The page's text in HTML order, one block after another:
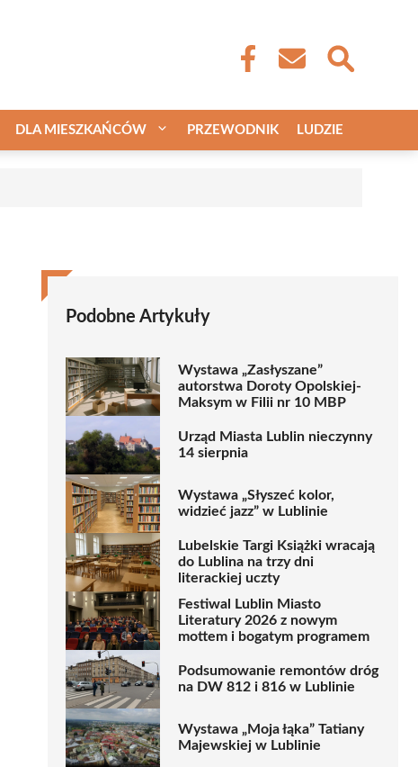
DLA MIESZKAŃCÓW PRZEWODNIK LUDZIE
Podobne Artykuły
Wystawa „Zasłyszane”
autorstwa Doroty Opolskiej-
Maksym w Filii nr 10 MBP
Urząd Miasta Lublin nieczynny
14 sierpnia
Wystawa „Słyszeć kolor,
widzieć jazz” w Lublinie
Lubelskie Targi Książki wracają
do Lublina na trzy dni
literackiej uczty
Festiwal Lublin Miasto
Literatury 2026 z nowym
mottem i bogatym programem
Podsumowanie remontów dróg
na DW 812 i 816 w Lublinie
Wystawa „Moja łąka” Tatiany
Majewskiej w Lublinie